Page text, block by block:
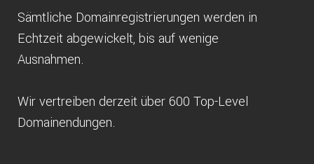
Sämtliche Domainregistrierungen werden in
Echtzeit abgewickelt, bis auf wenige
Ausnahmen.
Wir vertreiben derzeit über 600 Top-Level
Domainendungen.